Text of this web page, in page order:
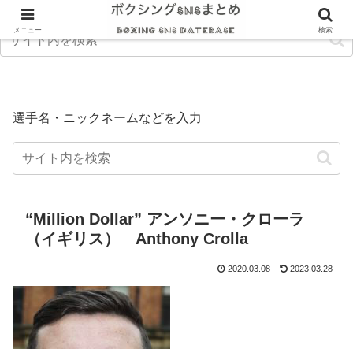
選手名・ニックネームなどを入力
“Million Dollar” アンソニー・クローラ
（イギリス） Anthony Crolla
2020.03.08 2023.03.28
メニュー 検索